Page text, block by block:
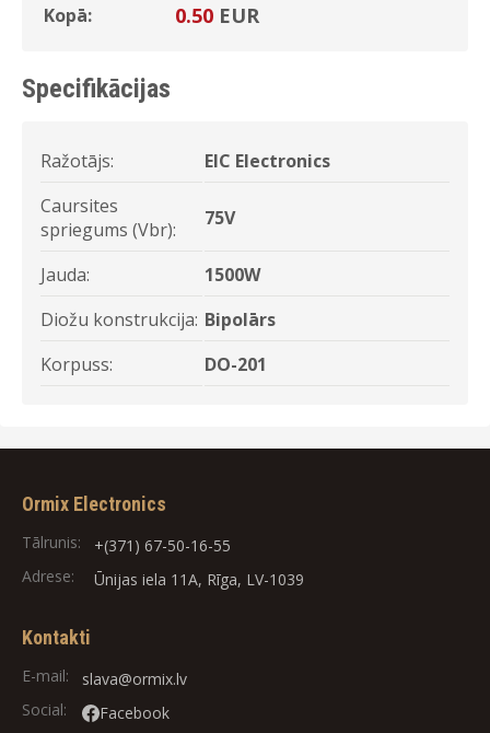
Kopā: 0.50 EUR
Specifikācijas
Ražotājs:
EIC Electronics
Caursites
spriegums (Vbr):
75V
Jauda:
1500W
Diožu konstrukcija: Bipolārs
Korpuss:
DO-201
Ormix Electronics
Tālrunis:
+(371) 67-50-16-55
Adrese:
Ūnijas iela 11A, Rīga, LV-1039
Kontakti
E-mail:
slava@ormix.lv
Social:
Facebook